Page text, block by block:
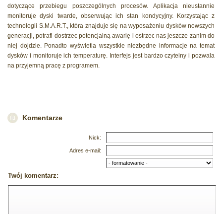
dotyczące przebiegu poszczególnych procesów. Aplikacja nieustannie
monitoruje dyski twarde, obserwując ich stan kondycyjny. Korzystając z
technologii S.M.A.R.T., która znajduje się na wyposażeniu dysków nowszych
generacji, potrafi dostrzec potencjalną awarię i ostrzec nas jeszcze zanim do
niej dojdzie. Ponadto wyświetla wszystkie niezbędne informacje na temat
dysków i monitoruje ich temperaturę. Interfejs jest bardzo czytelny i pozwala
na przyjemną pracę z programem.
Komentarze
Nick:
Adres e-mail:
Twój komentarz: